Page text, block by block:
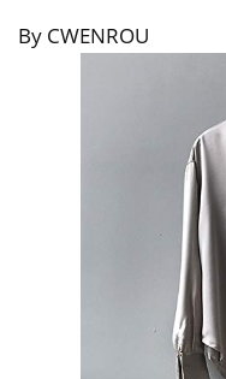
By CWENROU